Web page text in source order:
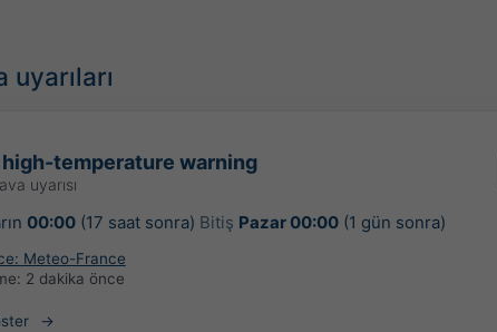
temperature warning
uyarısı
00:00(17 saat sonra) Bitiş Pazar 00:00(1 gün sonra)
Meteo-France
2 dakika önce